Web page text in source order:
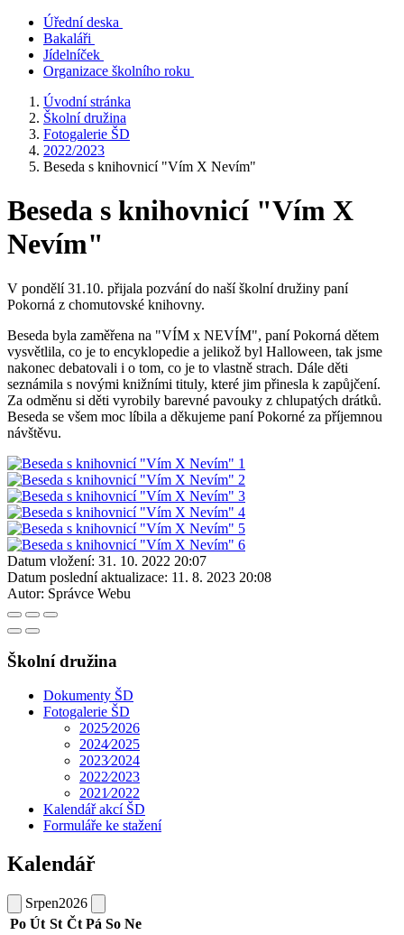
Úřední deska
Bakaláři
Jídelníček
Organizace školního roku
Úvodní stránka
Školní družina
Fotogalerie ŠD
2022/2023
Beseda s knihovnicí "Vím X Nevím"
Beseda s knihovnicí "Vím X
Nevím"
V pondělí 31.10. přijala pozvání do naší školní družiny paní
Pokorná z chomutovské knihovny.
Beseda byla zaměřena na "VÍM x NEVÍM", paní Pokorná dětem
vysvětlila, co je to encyklopedie a jelikož byl Halloween, tak jsme
nakonec debatovali i o tom, co je to vlastně strach. Dále děti
seznámila s novými knižními tituly, které jim přinesla k zapůjčení.
Za odměnu si děti vyrobily barevné pavouky z chlupatých drátků.
Beseda se všem moc líbila a děkujeme paní Pokorné za příjemnou
návštěvu.
Datum vložení: 31. 10. 2022 20:07
Datum poslední aktualizace: 11. 8. 2023 20:08
Autor: Správce Webu
Školní družina
Dokumenty ŠD
Fotogalerie ŠD
2025⁄2026
2024⁄2025
2023⁄2024
2022⁄2023
2021⁄2022
Kalendář akcí ŠD
Formuláře ke stažení
Kalendář
Srpen2026
Po Út St Čt Pá So Ne